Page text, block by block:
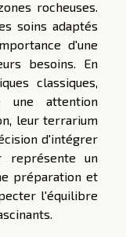
rocheuses.
soins adaptés
d'une
besoins. En
classiques,
une attention
leur terrarium
d'intégrer
un
préparation et
l'équilibre